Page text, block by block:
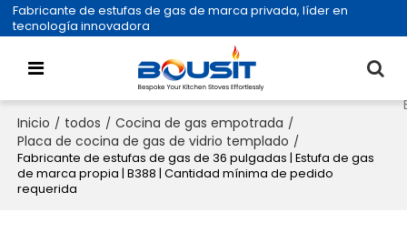
Fabricante de estufas de gas de marca privada, líder en
tecnología innovadora
Inicio / todos / Cocina de gas empotrada /
Placa de cocina de gas de vidrio templado /
Fabricante de estufas de gas de 36 pulgadas | Estufa de gas
de marca propia | B388 | Cantidad mínima de pedido
requerida